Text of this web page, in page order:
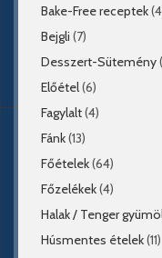
Bake-Free receptek
Bejgli (7)
Desszert-Sütemény
Előétel(6)
Fagylalt(4)
Fánk(13)
Főételek(64)
Főzelékek(4)
Halak / Tenger
Húsmentes ételek(11)